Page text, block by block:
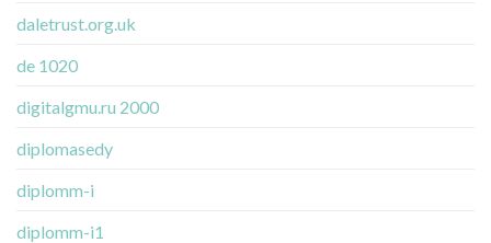
daletrust.org.uk
de 1020
digitalgmu.ru 2000
diplomasedy
diplomm-i
diplomm-i1